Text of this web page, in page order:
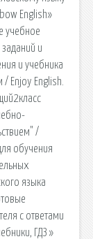
English»
учебное
и
и учебника
/ Enjoy English.
/
обучения
языка
с ответами
ГДЗ »